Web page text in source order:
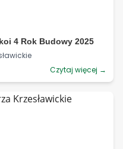
4 Rok Budowy 2025
Czytaj więcej →